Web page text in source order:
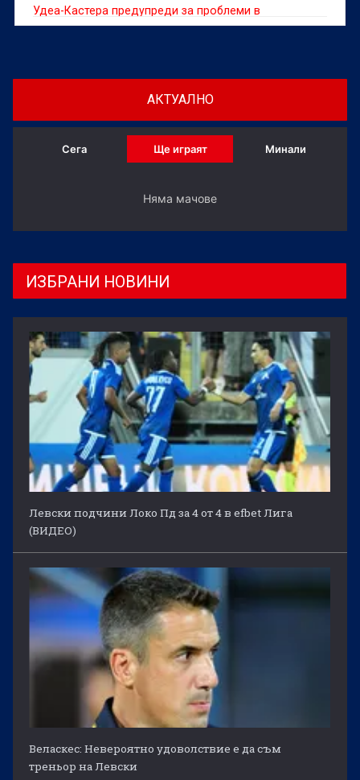
Удеа-Кастера предупреди за проблеми в
управлението
АКТУАЛНО
Сега Ще играят Минали
Няма мачове
ИЗБРАНИ НОВИНИ
Левски подчини Локо Пд за 4 от 4 в efbet Лига
(ВИДЕО)
Веласкес: Невероятно удоволствие е да съм
треньор на Левски